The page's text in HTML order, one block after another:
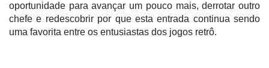
oportunidade para avançar um pouco mais, derrotar outro
chefe e redescobrir por que esta entrada continua sendo
uma favorita entre os entusiastas dos jogos retrô.